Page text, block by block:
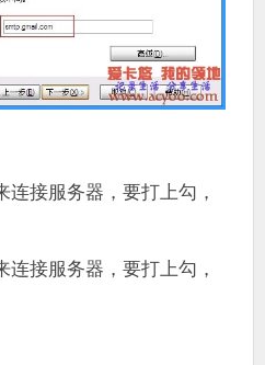
连接服务器，要打上勾，
连接服务器，要打上勾，